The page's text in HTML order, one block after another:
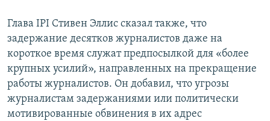
Глава IPI Стивен Эллис сказал также, что
задержание десятков журналистов даже на
короткое время служат предпосылкой для «более
крупных усилий», направленных на прекращение
работы журналистов. Он добавил, что угрозы
журналистам задержаниями или политически
мотивированные обвинения в их адрес